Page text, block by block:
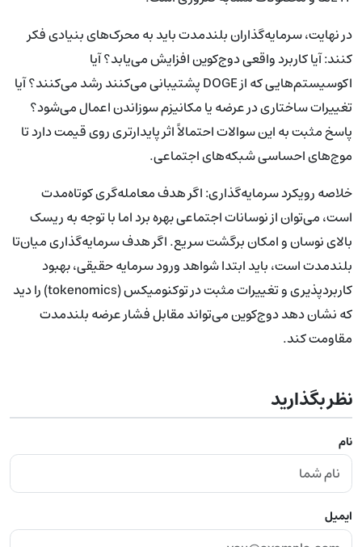
در نهایت، سرمایه‌گذاران بلندمدت باید به محرک‌های بنیادی فکر
کنند: آیا کاربرد واقعی دوج‌کوین افزایش می‌یابد؟ آیا
اکوسیستم‌هایی که از DOGE پشتیبانی می‌کنند رشد می‌کنند؟ آیا
تغییرات ساختاری در عرضه یا مکانیزم سوزاندن اعمال می‌شود؟
پاسخ مثبت به این سوالات احتمالاً اثر پایدارتری روی قیمت دارد تا
موج‌های احساسی شبکه‌های اجتماعی.
خلاصه رویکرد سرمایه‌گذاری: اگر هدف معامله‌گری کوتاه‌مدت
است، می‌توان از نوسانات اجتماعی بهره برد اما با توجه به ریسک
بالای نوسان و امکان برگشت سریع. اگر هدف سرمایه‌گذاری میان‌تا
بلندمدت است، باید ابتدا شواهد ورود سرمایه حقیقی، بهبود
کاربردپذیری و تغییرات مثبت در توکنومیکس (tokenomics) را دید
که نشان دهد دوج‌کوین می‌تواند مقابل فشار عرضه بلندمدت
مقاومت کند.
نظر بگذارید
نام
ایمیل